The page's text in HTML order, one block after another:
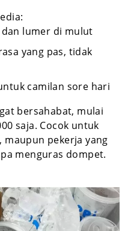
lumer di mulut
yang pas, tidak
camilan sore hari
bersahabat, mulai
saja. Cocok untuk
maupun pekerja yang
menguras dompet.